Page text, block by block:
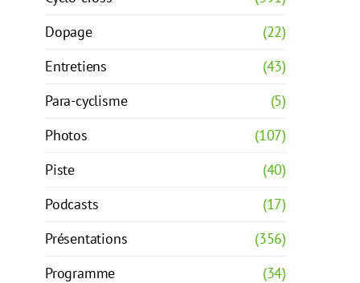
Dopage
(22)
Entretiens
(43)
Para-cyclisme
(5)
Photos
(107)
Piste
(40)
Podcasts
(17)
Présentations
(356)
Programme
(34)